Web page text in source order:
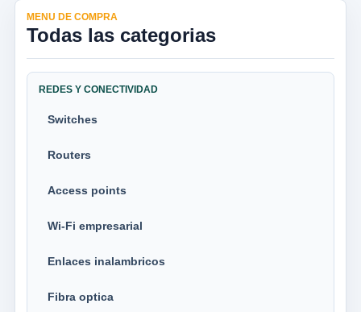
MENU DE COMPRA
Todas las categorias
REDES Y CONECTIVIDAD
Switches
Routers
Access points
Wi-Fi empresarial
Enlaces inalambricos
Fibra optica